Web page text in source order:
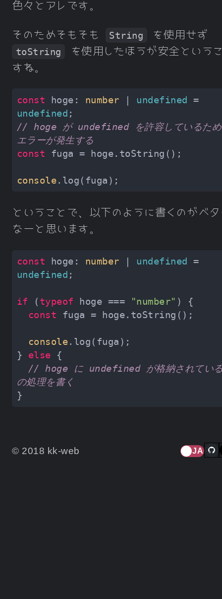
色々とアレです。
そのためそもそも String
を使用せず
toString
を使用したほうが安全という
すね。
const hoge: number | undefined
undefined
// hoge が undefined を許容しているため
エラーが発生する
const
console
ということで、以下のように書くのがベ
なーと思います。
const hoge: number | undefined
undefined
if ( typeof hoge === "number"
const
console
} else
// hoge に undefined が格納されてい
の処理を書く
© 2018 kk-web JA